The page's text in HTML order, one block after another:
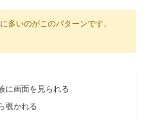
多いのがこのパターンです。
に画面を見られる
覗かれる